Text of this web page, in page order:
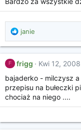
R
e
a
c
j
e
:
janie
F frigg
Kwi 12, 2008
bajaderko - milczysz
przepisu na bułeczki
chociaż na niego ....